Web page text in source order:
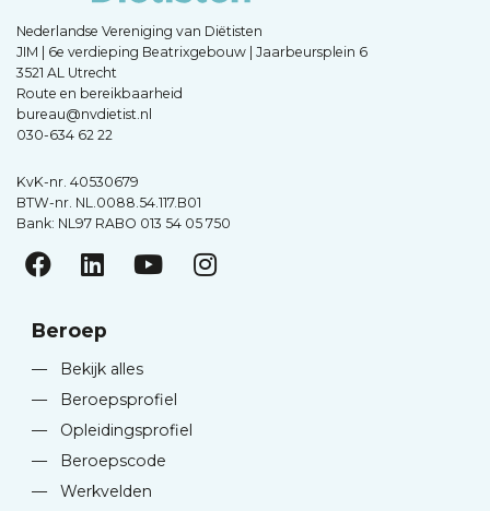
Nederlandse Vereniging van Diëtisten
JIM | 6e verdieping Beatrixgebouw | Jaarbeursplein 6
3521 AL Utrecht
Route en bereikbaarheid
bureau@nvdietist.nl
030-634 62 22
KvK-nr. 40530679
BTW-nr. NL.0088.54.117.B01
Bank: NL97 RABO 013 54 05 750
Beroep
—
Bekijk alles
—
Beroepsprofiel
—
Opleidingsprofiel
—
Beroepscode
—
Werkvelden